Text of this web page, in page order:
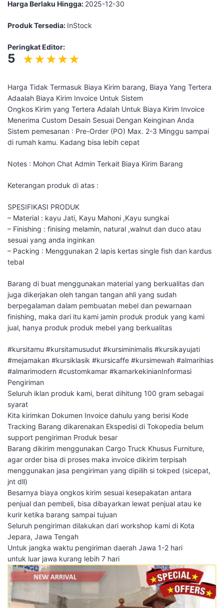
Harga Berlaku Hingga: 2025-12-30
Produk Tersedia: InStock
Peringkat Editor:
5
Harga Tidak Termasuk Biaya Kirim barang, Biaya Yang Tertera
Adaalah Biaya Kirim Invoice Untuk Sistem
Ongkos Kirim yang Tertera Adalah Untuk Biaya Kirim Invoice
Menerima Custom Desain Sesuai Dengan Keinginan Anda
Sistem pemesanan : Pre-Order (PO) Max. 2-3 Minggu sampai
di rumah kamu. Kadang bisa lebih cepat
Notes : Mohon Chat Admin Terkait Biaya Kirim Barang
Keterangan produk di atas :
SPESIFIKASI PRODUK
– Material : kayu Jati, Kayu Mahoni ,Kayu sungkai
– Finishing : finising melamin, natural ,walnut dan duco atau
sesuai yang anda inginkan
– Packing : Menggunakan 2 lapis kertas single fish dan kardus
tebal
Barang di buat menggunakan material yang berkualitas dan
juga dikerjakan oleh tangan tangan ahli yang sudah
berpegalaman dalam pembuatan mebel dan pewarnaan
finishing, maka dari itu kami jamin produk produk yang kami
jual, hanya produk produk mebel yang berkualitas
#kursitamu #kursitamusudut #kursiminimalis #kursikayujati
#mejamakan #kursiklasik #kursicaffe #kursimewah #almarihias
#almarimodern #customkamar #kamarkekinianInformasi
Pengiriman
Seluruh iklan produk kami, berat dihitung 100 gram sebagai
syarat
Kita kirimkan Dokumen Invoice dahulu yang berisi Kode
Tracking Barang dikarenakan Ekspedisi di Tokopedia belum
support pengiriman Produk besar
Barang dikirim menggunakan Cargo Truck Khusus Furniture,
agar order bisa di proses maka invoice dikirim terpisah
menggunakan jasa pengiriman yang dipilih si tokped (sicepat,
jnt dll)
Besarnya biaya ongkos kirim sesuai kesepakatan antara
penjual dan pembeli, bisa dibayarkan lewat penjual atau ke
kurir ketika barang sampai tujuan
Seluruh pengiriman dilakukan dari workshop kami di Kota
Jepara, Jawa Tengah
Untuk jangka waktu pengiriman daerah Jawa 1-2 hari
untuk luar jawa kurang lebih 7 hari